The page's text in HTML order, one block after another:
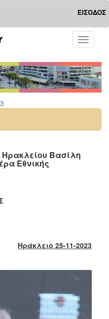
ΕΙΣΟΔΟΣ
Toggle
Βασίλη
Εθνικής
Ηράκλειο 25-11-2023